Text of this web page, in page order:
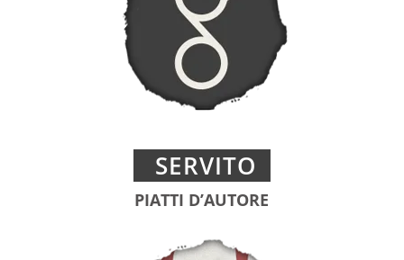
servito.eu
SERVITO
PIATTI D’AUTORE